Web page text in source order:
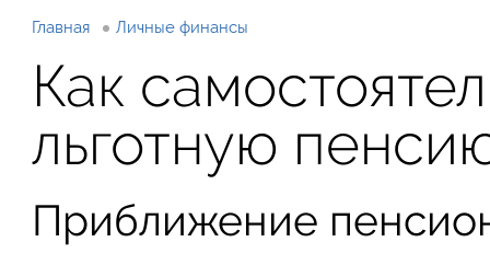
Главная Личные финансы
Как
льготную
Приближение